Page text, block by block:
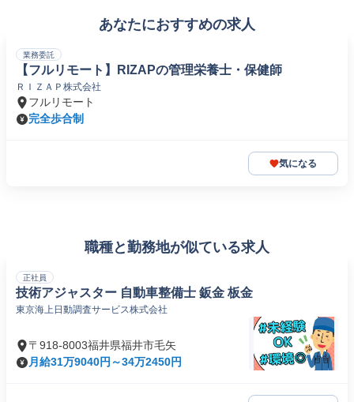
あなたにおすすめの求人
業務委託
【フルリモート】RIZAPの管理栄養士・保健師
ＲＩＺＡＰ株式会社
フルリモート
完全歩合制
気になる
職種と勤務地が似ている求人
正社員
技術アジャスター 自動車整備士 鈑金 板金
東京海上日動調査サービス株式会社
〒918-8003福井県福井市毛矢
月給31万9040円～34万2450円